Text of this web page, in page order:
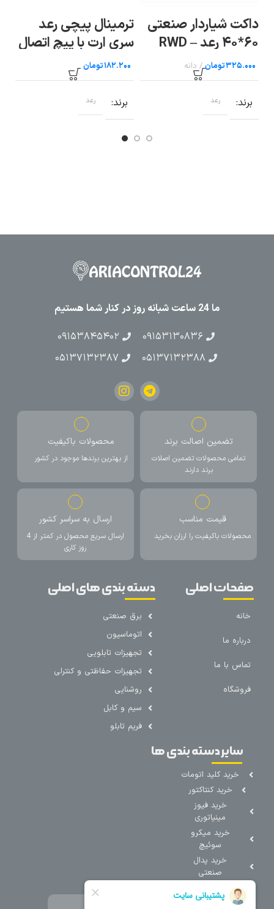
داکت شیاردار صنعتی
۶۰*۴۰ رعد – RWD
40×۶۰تومان
برند رعد
ترمینال پیچی رعد
سری ارت با پیچ اتصال
به ریل سایز ۴ رعد
تومان
برند رعد
ما 24 ساعت شبانه روز در کنار شما هستیم
۰۹۱۵۳۱۳۰۸۳۶
۰۹۱۵۳۸۴۵۴۰۲
۰۵۱۳۷۱۳۲۳۸۸
۰۵۱۳۷۱۳۲۳۸۷
تضمین اصالت برند
تمامی محصولات تضمین اصلات
برند دارند
محصولات باکیفیت
از بهترین برندها موجود در کشور
قیمت مناسب
محصولات باکیفیت را ارزان بخرید
ارسال به سراسر کشور
ارسال سریع محصول در کمتر از 4
روز کاری
صفحات اصلی
خانه
درباره ما
تماس با ما
فروشگاه
دسته بندی های اصلی
برق صنعتی
اتوماسیون
تجهیزات تابلویی
تجهیزات حفاظتی و کنترلی
روشنایی
سیم و کابل
فریم تابلو
سایر دسته بندی ها
خرید کلید اتومات
خرید کنتاکتور
خرید فیوز
مینیاتوری
خرید میکرو
سوئیچ
خرید پدال
صنعتی